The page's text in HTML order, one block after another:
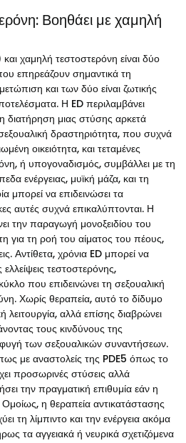
Βοηθάει με χαμηλή
χαμηλή τεστοστερόνη είναι δύο
επηρεάζουν σημαντικά τη
και των δύο είναι ζωτικής
Η ED περιλαμβάνει
διατήρηση μιας στύσης αρκετά
δραστηριότητα, που συχνά
οικειότητα, και τεταμένες
ή υπογοναδισμός, συμβάλλει με τη
ενέργειας, μυϊκή μάζα, και τη
μπορεί να επιδεινώσει τα
αυτές συχνά επικαλύπτονται. Η
την παραγωγή μονοξειδίου του
για τη ροή του αίματος του πέους,
Αντίθετα, χρόνια ED μπορεί να
τεστοστερόνης,
που επιδεινώνει τη σεξουαλική
Χωρίς θεραπεία, αυτό το δίδυμο
λειτουργία, αλλά επίσης διαβρώνει
τους κινδύνους της
των σεξουαλικών συναντήσεων.
με αναστολείς της PDE5 όπως το
προσωρινές στύσεις αλλά
την πραγματική επιθυμία εάν η
Ομοίως, η θεραπεία αντικατάστασης
τη λίμπιντο και την ενέργεια ακόμα
τα αγγειακά ή νευρικά σχετιζόμενα